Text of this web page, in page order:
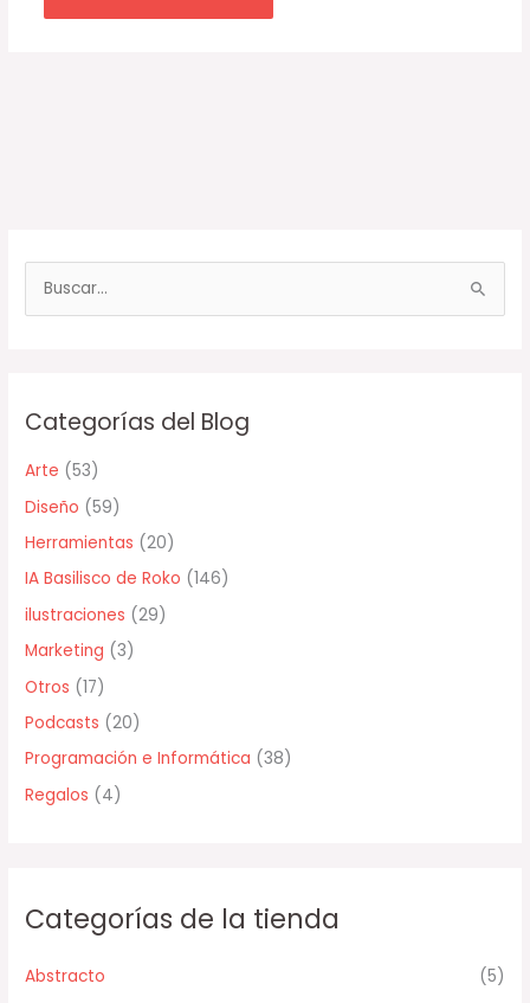
a
o
r
:
Categorías del Blog
Arte (53)
Diseño (59)
Herramientas (20)
IA Basilisco de Roko (146)
ilustraciones (29)
Marketing (3)
Otros (17)
Podcasts (20)
Programación e Informática (38)
Regalos (4)
Categorías de la tienda
Abstracto
(5)